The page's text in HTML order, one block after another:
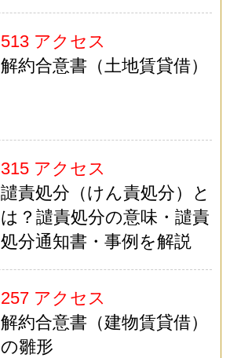
513 アクセス
解約合意書（土地賃貸借）
315 アクセス
譴責処分（けん責処分）と
は？譴責処分の意味・譴責
処分通知書・事例を解説
257 アクセス
解約合意書（建物賃貸借）
の雛形